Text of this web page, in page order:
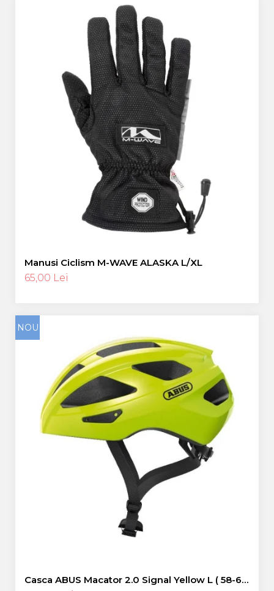
Manusi Ciclism M-WAVE ALASKA L/XL
65,00 Lei
NOU
Casca ABUS Macator 2.0 Signal Yellow L ( 58-62